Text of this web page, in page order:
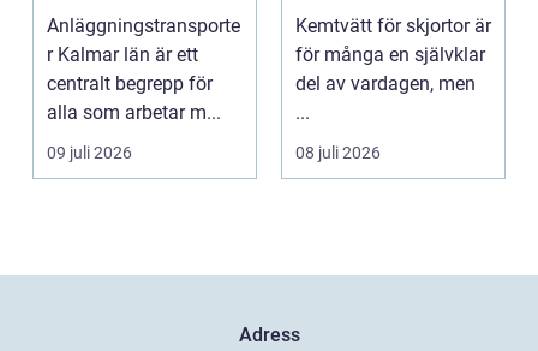
byggprojekt
Anläggningstransporte
r Kalmar län är ett
centralt begrepp för
alla som arbetar m...
09 juli 2026
fungerar
professionell
klädvård i
Kemtvätt för skjortor är
för många en självklar
del av vardagen, men
...
08 juli 2026
Adress